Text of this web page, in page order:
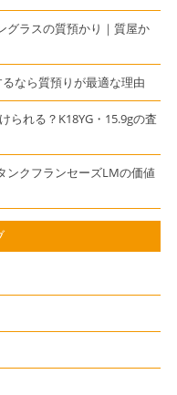
グラスの質預かり｜質屋か
なら質預りが最適な理由
られる？K18YG・15.9gの査
ンクフランセーズLMの価値